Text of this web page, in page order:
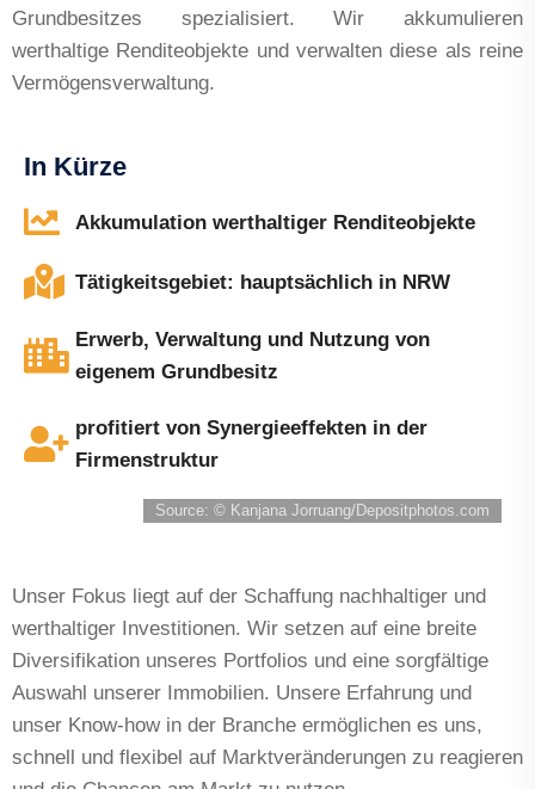
Grundbesitzes spezialisiert. Wir akkumulieren
werthaltige Renditeobjekte und verwalten diese als reine
Vermögensverwaltung.
In Kürze
Akkumulation werthaltiger Renditeobjekte
Tätigkeitsgebiet: hauptsächlich in NRW
Erwerb, Verwaltung und Nutzung von
eigenem Grundbesitz
profitiert von Synergieeffekten in der
Firmenstruktur
Source: © Kanjana Jorruang/Depositphotos.com
Unser Fokus liegt auf der Schaffung nachhaltiger und
werthaltiger Investitionen. Wir setzen auf eine breite
Diversifikation unseres Portfolios und eine sorgfältige
Auswahl unserer Immobilien. Unsere Erfahrung und
unser Know-how in der Branche ermöglichen es uns,
schnell und flexibel auf Marktveränderungen zu reagieren